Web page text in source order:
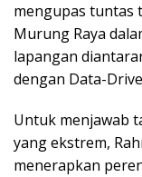
mengupas tuntas
Murung Raya
lapangan
dengan Data-
Untuk menjawab
yang ekstrem,
menerapkan